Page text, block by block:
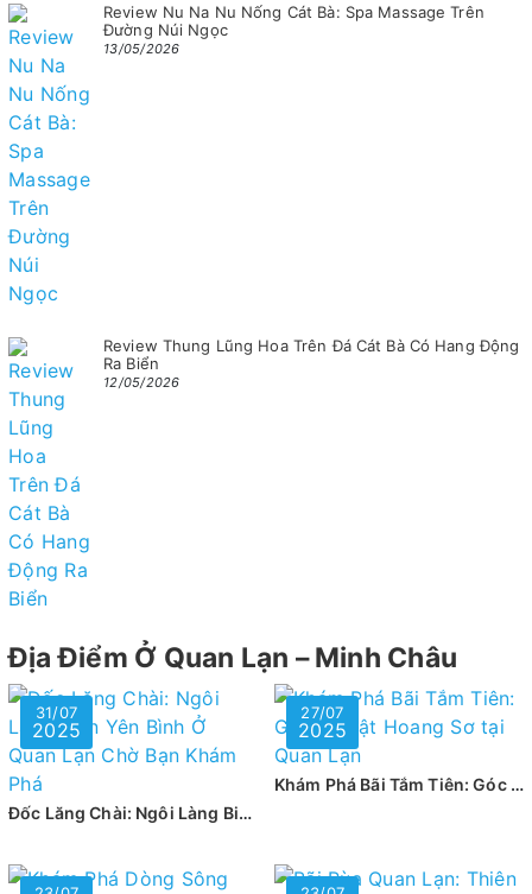
Review Nu Na Nu Nống Cát Bà: Spa Massage Trên
Đường Núi Ngọc
13/05/2026
Review Thung Lũng Hoa Trên Đá Cát Bà Có Hang Động
Ra Biển
12/05/2026
Địa Điểm Ở Quan Lạn – Minh Châu
31/07
2025
Đốc Lăng Chài: Ngôi Làng Biển Yên Bình Ở Quan Lạn Chờ Bạn Khám Phá
27/07
2025
Khám Phá Bãi Tắm Tiên: Góc Bí Mật Hoang Sơ tại Quan Lạn